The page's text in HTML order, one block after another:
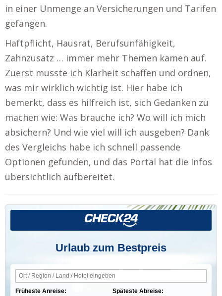
in einer Unmenge an Versicherungen und Tarifen
gefangen.
Haftpflicht, Hausrat, Berufsunfähigkeit,
Zahnzusatz … immer mehr Themen kamen auf.
Zuerst musste ich Klarheit schaffen und ordnen,
was mir wirklich wichtig ist. Hier habe ich
bemerkt, dass es hilfreich ist, sich Gedanken zu
machen wie: Was brauche ich? Wo will ich mich
absichern? Und wie viel will ich ausgeben? Dank
des Vergleichs habe ich schnell passende
Optionen gefunden, und das Portal hat die Infos
übersichtlich aufbereitet.
Urlaub zum Bestpreis
Früheste Anreise: Späteste Abreise: